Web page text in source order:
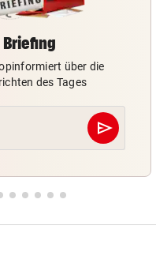
Briefing
über die
des Tages
send
Abschicken